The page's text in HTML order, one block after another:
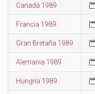
Canadá 1989
Francia 1989
Gran Bretaña 1989
Alemania 1989
Hungría 1989